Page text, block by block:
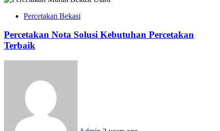
Percetakan Bekasi
Percetakan Nota Solusi Kebutuhan Percetakan
Terbaik